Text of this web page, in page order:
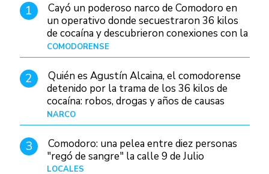
1
Cayó un poderoso narco de Comodoro en
un operativo donde secuestraron 36 kilos
de cocaína y descubrieron conexiones con la
Patagonia
COMODORENSE
2
Quién es Agustín Alcaina, el comodorense
detenido por la trama de los 36 kilos de
cocaína: robos, drogas y años de causas
judiciales
NARCO
3
Comodoro: una pelea entre diez personas
"regó de sangre" la calle 9 de Julio
LOCALES